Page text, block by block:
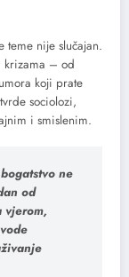
teme nije slučajan.
krizama – od
koji prate
sociolozi,
i smislenim.
ne
od
vjerom,